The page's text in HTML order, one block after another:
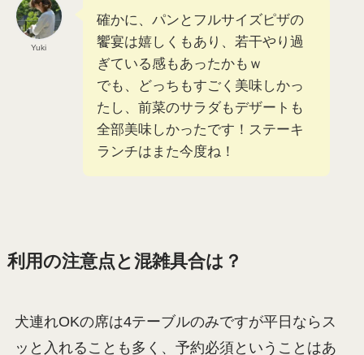
Yuki
確かに、パンとフルサイズピザの
饗宴は嬉しくもあり、若干やり過
ぎている感もあったかもｗ
でも、どっちもすごく美味しかっ
たし、前菜のサラダもデザートも
全部美味しかったです！ステーキ
ランチはまた今度ね！
利用の注意点と混雑具合は？
犬連れOKの席は4テーブルのみですが平日ならス
ッと入れることも多く、予約必須ということはあ